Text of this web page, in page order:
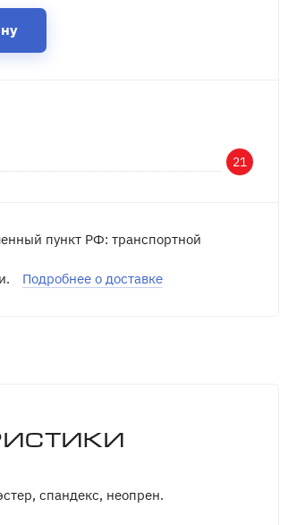
21
пункт РФ: транспортной
Подробнее о доставке
спандекс, неопрен.